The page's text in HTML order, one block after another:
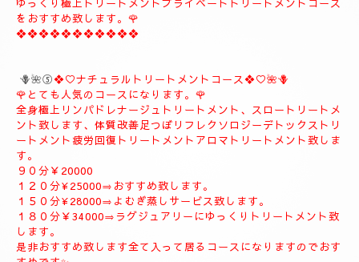
🪻🌹④プライベートトリートメントコース🪻🌹
こちらのコースもとても人気の高いおすすめコースになります。
よむぎ蒸し30分お体のデトックスを流します、お体が温まりま
沢全身極上トリートメント致します、スローにゆっくりトリート
メント致します、オイルたっぷりトリートメント致します、リフ
レクソロジー、デトックストリートメント致します、疲労回復ト
リートメント致します。
９０分¥25000⇒¥22000
１２０分¥30000⇒¥27000
１５０分¥35000⇒¥32000
🩷何時もよりゆっくりオイルたっぷりトリートメント致します、
何時もより心地良く癒されます。🩷
ゆっくり極上トリートメントプライベートトリートメントコース
をおすすめ致します。🌹
❖❖❖❖❖❖❖❖❖❖❖